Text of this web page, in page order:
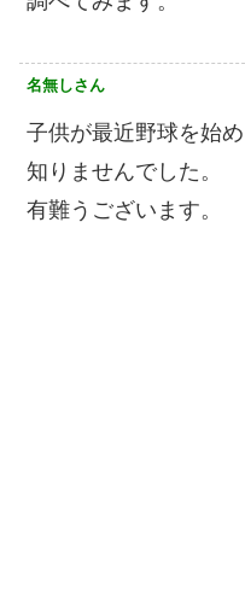
名無しさん
子供が最近野球を始
知りませんでした。
有難うございます。